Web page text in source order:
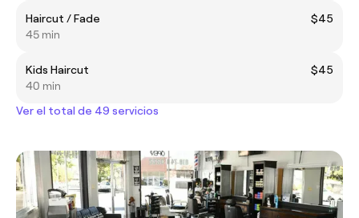
Haircut / Fade
$45
45 min
Kids Haircut
$45
40 min
Ver el total de 49 servicios